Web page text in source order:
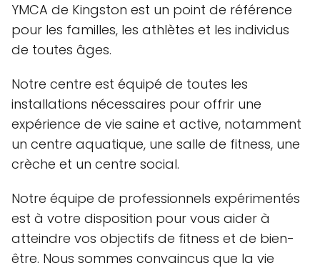
YMCA de Kingston est un point de référence
pour les familles, les athlètes et les individus
de toutes âges.
Notre centre est équipé de toutes les
installations nécessaires pour offrir une
expérience de vie saine et active, notamment
un centre aquatique, une salle de fitness, une
crèche et un centre social.
Notre équipe de professionnels expérimentés
est à votre disposition pour vous aider à
atteindre vos objectifs de fitness et de bien-
être. Nous sommes convaincus que la vie